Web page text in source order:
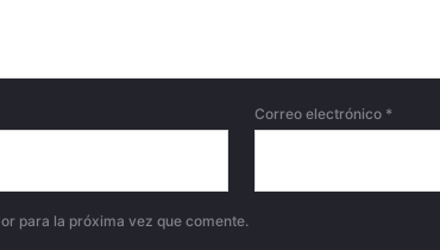
Correo electrónico *
para la próxima vez que comente.